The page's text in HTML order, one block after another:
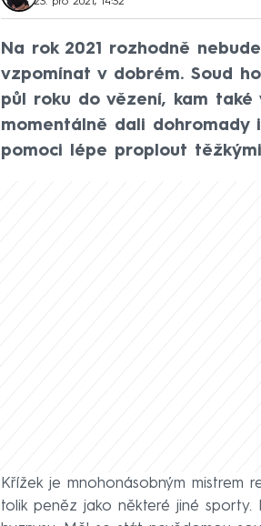
Na rok 2021 rozhodně
vzpomínat v dobrém. Soud
půl roku do vězení, kam také
momentálně dali dohromady
pomoci lépe proplout
Křížek je mnohonásobným mistrem
tolik peněz jako některé jiné